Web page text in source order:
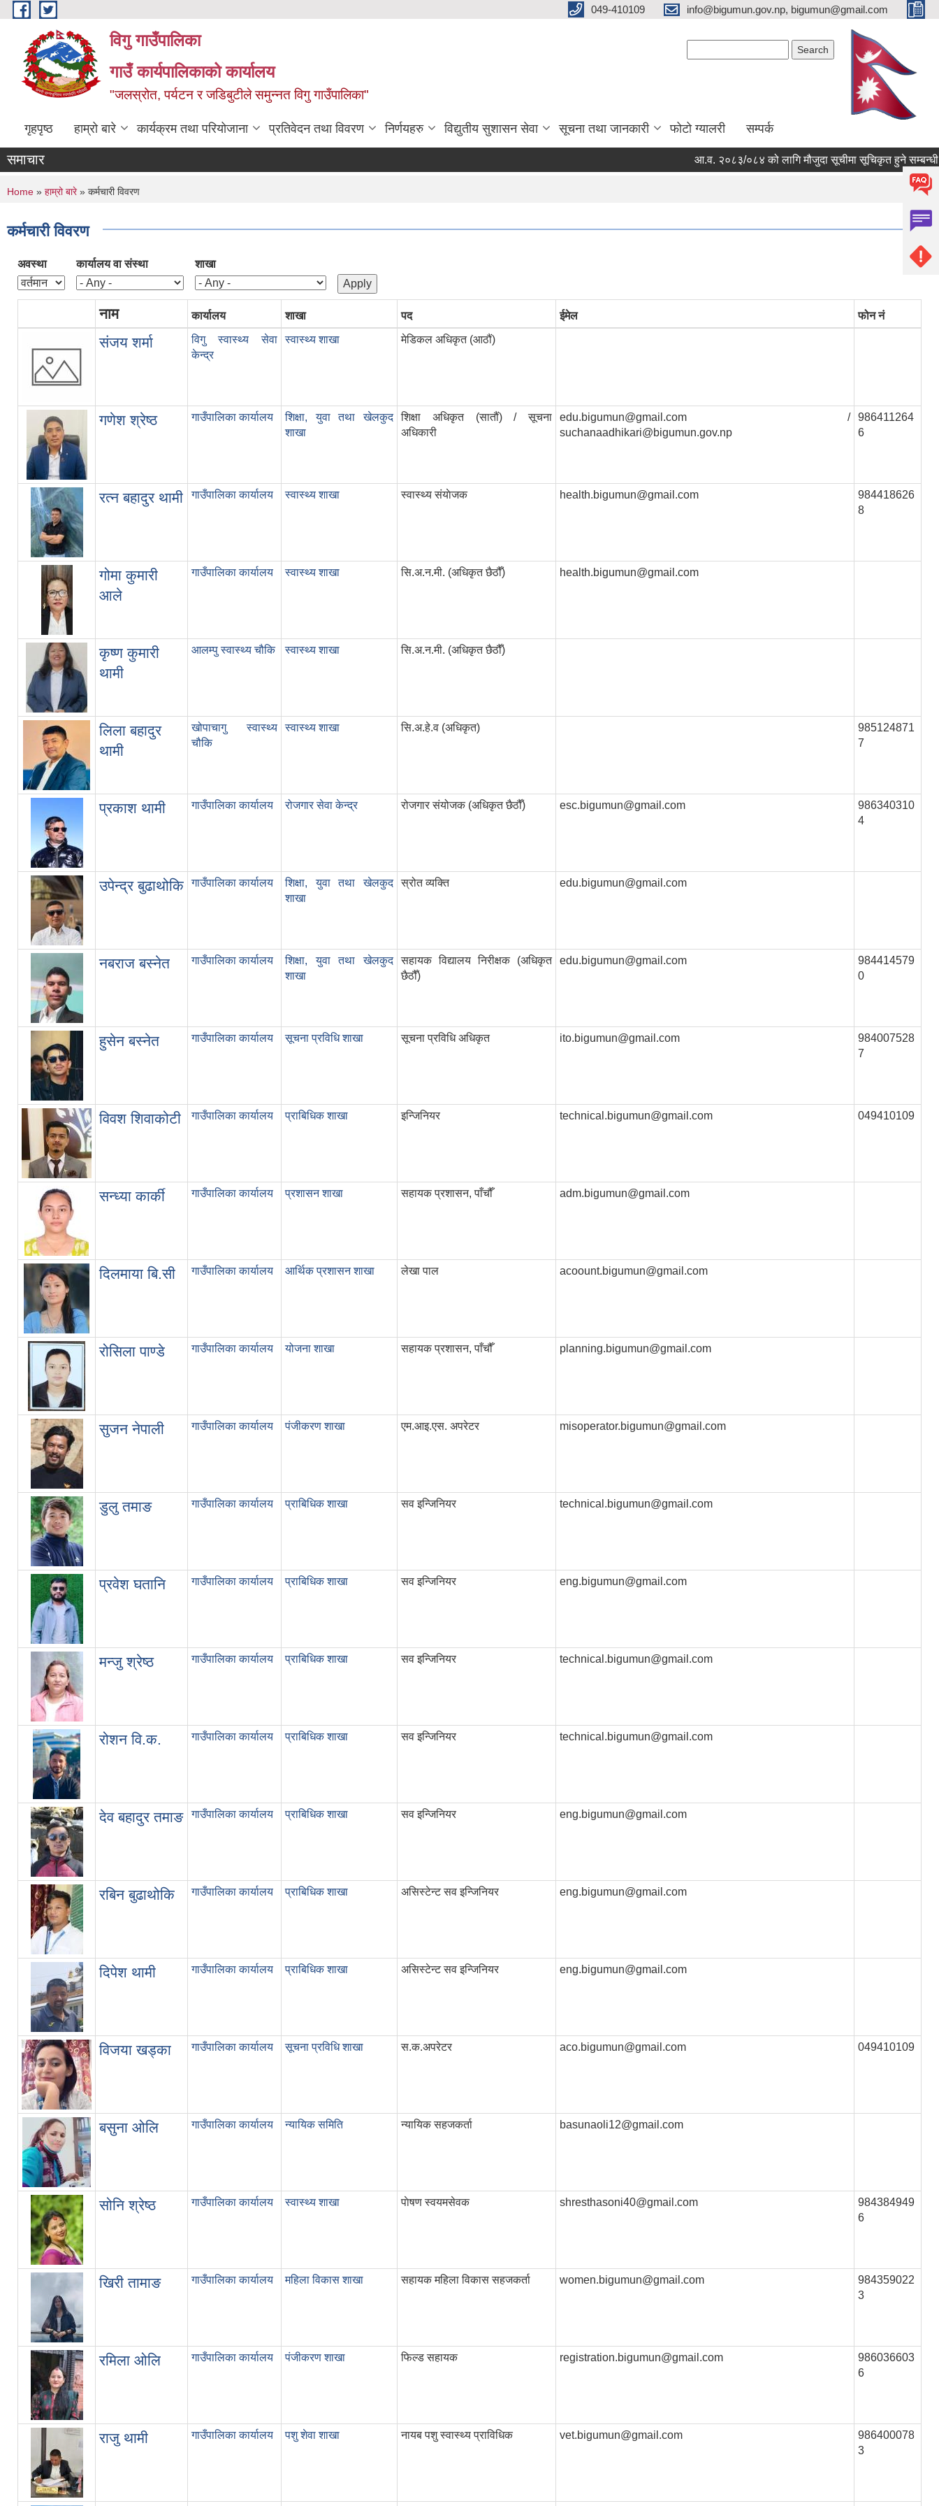
Skip to main content 049-410109 info@bigumun.gov.np, bigumun@gmail.com
विगु गाउँपालिका
गाउँ कार्यपालिकाको कार्यालय
"जलस्रोत, पर्यटन र जडिबुटीले समुन्नत विगु गाउँपालिका"
गृहपृष्ठ हाम्रो बारे कार्यक्रम तथा परियोजाना प्रतिवेदन तथा विवरण निर्णयहरु विद्युतीय सुशासन सेवा सूचना तथा जानकारी फोटो ग्यालरी सम्पर्क
समाचार आ.व. २०८३/०८४ को लागि मौजुदा सूचीमा सूचिकृत हुने सम्बन्धी सूचना
You are here
Home » हाम्रो बारे» कर्मचारी विवरण
कर्मचारी विवरण
अवस्था कार्यालय वा संस्था शाखा
नाम कार्यालय शाखा पद ईमेल फोन नं
संजय शर्मा
विगु स्वास्थ्य सेवा
केन्द्र
स्वास्थ्य शाखा मेडिकल अधिकृत (आठौं)
गणेश श्रेष्ठ गाउँपालिका कार्यालय
शिक्षा, युवा तथा खेलकुद
शाखा
शिक्षा अधिकृत (सातौं) / सूचना
अधिकारी
edu.bigumun@gmail.com /
suchanaadhikari@bigumun.gov.np
986411264
6
रत्न बहादुर थामी गाउँपालिका कार्यालय स्वास्थ्य शाखा स्वास्थ्य संयाेजक health.bigumun@gmail.com
984418626
8
गोमा कुमारी
आले
गाउँपालिका कार्यालय स्वास्थ्य शाखा सि‍.अ.न.मी. (अधिकृत छैठौँ) health.bigumun@gmail.com
कृष्ण कुमारी
थामी
आलम्पु स्वास्थ्य चौकि स्वास्थ्य शाखा सि‍.अ.न.मी. (अधिकृत छैठौँ)
लिला बहादुर
थामी
खोपाचागु स्वास्थ्य
चौकि
स्वास्थ्य शाखा सि.अ.हे.व (अधिकृत)
985124871
7
प्रकाश थामी गाउँपालिका कार्यालय रोजगार सेवा केन्द्र रोजगार संयोजक (अधिकृत छैठौँ) esc.bigumun@gmail.com
986340310
4
उपेन्द्र बुढाथोकि गाउँपालिका कार्यालय
शिक्षा, युवा तथा खेलकुद
शाखा
स्रोत व्यक्ति edu.bigumun@gmail.com
नबराज बस्नेत गाउँपालिका कार्यालय
शिक्षा, युवा तथा खेलकुद
शाखा
सहायक विद्यालय निरीक्षक (अधिकृत
छैठौँ)
edu.bigumun@gmail.com
984414579
0
हुसेन बस्नेत गाउँपालिका कार्यालय सूचना प्रविधि शाखा सूचना प्रविधि अधिकृत ito.bigumun@gmail.com
984007528
7
विवश शिवाकोटी गाउँपालिका कार्यालय प्राबिधिक शाखा इन्जिनियर technical.bigumun@gmail.com 049410109
सन्ध्या कार्की गाउँपालिका कार्यालय प्रशासन शाखा सहायक प्रशासन, पाँचौँ adm.bigumun@gmail.com
दिलमाया बि.सी गाउँपालिका कार्यालय आर्थिक प्रशासन शाखा लेखा पाल acoount.bigumun@gmail.com
रोसिला पाण्डे गाउँपालिका कार्यालय योजना शाखा सहायक प्रशासन, पाँचौँ planning.bigumun@gmail.com
सुजन नेपाली गाउँपालिका कार्यालय पंजीकरण शाखा एम.आइ.एस. अपरेटर misoperator.bigumun@gmail.com
डुलु तमाङ गाउँपालिका कार्यालय प्राबिधिक शाखा सव इन्जिनियर technical.bigumun@gmail.com
प्रवेश घतानि गाउँपालिका कार्यालय प्राबिधिक शाखा सव इन्जिनियर eng.bigumun@gmail.com
मन्जु श्रेष्ठ गाउँपालिका कार्यालय प्राबिधिक शाखा सव इन्जिनियर technical.bigumun@gmail.com
रोशन वि.क. गाउँपालिका कार्यालय प्राबिधिक शाखा सव इन्जिनियर technical.bigumun@gmail.com
देव बहादुर तमाङ गाउँपालिका कार्यालय प्राबिधिक शाखा सव इन्जिनियर eng.bigumun@gmail.com
रबिन बुढाथोकि गाउँपालिका कार्यालय प्राबिधिक शाखा असिस्टेन्ट सव इन्जिनियर eng.bigumun@gmail.com
दिपेश थामी गाउँपालिका कार्यालय प्राबिधिक शाखा असिस्टेन्ट सव इन्जिनियर eng.bigumun@gmail.com
विजया खड्का गाउँपालिका कार्यालय सूचना प्रविधि शाखा स.क.अपरेटर aco.bigumun@gmail.com 049410109
बसुना ओलि गाउँपालिका कार्यालय न्यायिक समिति न्यायिक सहजकर्ता basunaoli12@gmail.com
सोनि श्रेष्ठ गाउँपालिका कार्यालय स्वास्थ्य शाखा पाेषण स्वयमसेवक shresthasoni40@gmail.com
984384949
6
खिरी तामाङ गाउँपालिका कार्यालय महिला विकास शाखा सहायक महिला विकास सहजकर्ता women.bigumun@gmail.com
984359022
3
रमिला ओलि गाउँपालिका कार्यालय पंजीकरण शाखा फिल्ड सहायक registration.bigumun@gmail.com
986036603
6
राजु थामी गाउँपालिका कार्यालय पशु शेवा शाखा नायब पशु स्वास्थ्य प्राविधिक vet.bigumun@gmail.com
986400078
3